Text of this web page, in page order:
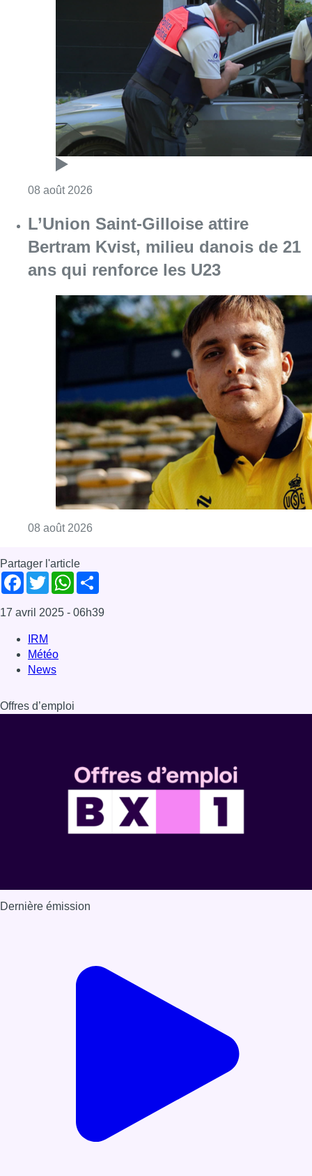
08 août 2026
L’Union Saint-Gilloise attire
Bertram Kvist, milieu danois de 21
ans qui renforce les U23
08 août 2026
Partager l'article
Facebook
TwitterWhatsApp
17 avril 2025 - 06h39
IRM
Météo
News
Offres d’emploi
Dernière émission